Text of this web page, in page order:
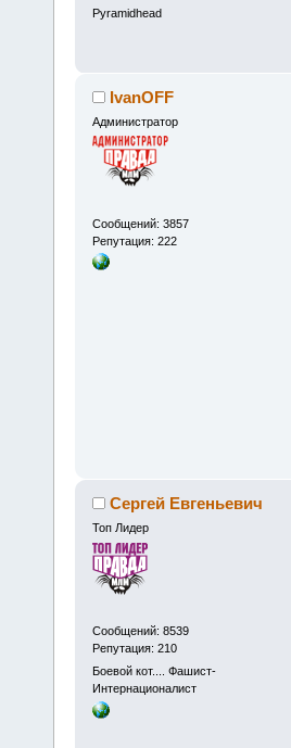
Pyramidhead
IvanOFF
Администратор
Сообщений: 3857
Репутация: 222
Сергей Евгеньевич
Топ Лидер
Сообщений: 8539
Репутация: 210
Боевой кот.... Фашист-
Интернационалист